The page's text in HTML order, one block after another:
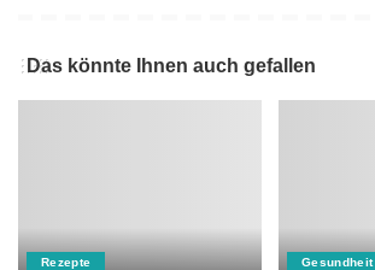
Das könnte Ihnen auch gefallen
Rezepte Gesundheit